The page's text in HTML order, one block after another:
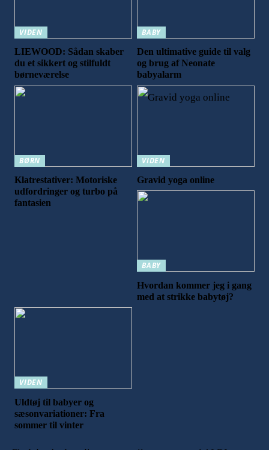
VIDEN
LIEWOOD: Sådan skaber
du et sikkert og stilfuldt
børneværelse
BABY
Den ultimative guide til valg
og brug af Neonate
babyalarm
BØRN
Klatrestativer: Motoriske
udfordringer og turbo på
fantasien
VIDEN
Gravid yoga online
BABY
Hvordan kommer jeg i gang
med at strikke babytøj?
VIDEN
Uldtøj til babyer og
sæsonvariationer: Fra
sommer til vinter